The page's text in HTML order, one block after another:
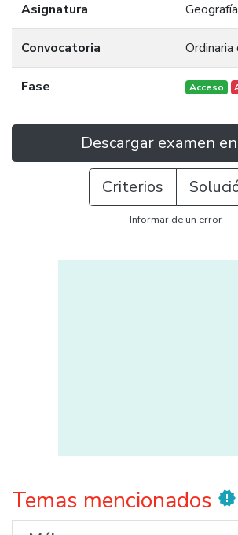
Asignatura Geografía
Convocatoria
Fase Acceso
Descargar examen
Criterios
Informar de un error
Temas mencionados new_releases